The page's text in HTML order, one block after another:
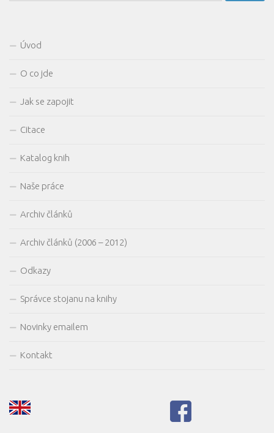
Úvod
O co jde
Jak se zapojit
Citace
Katalog knih
Naše práce
Archiv článků
Archiv článků (2006 – 2012)
Odkazy
Správce stojanu na knihy
Novinky emailem
Kontakt